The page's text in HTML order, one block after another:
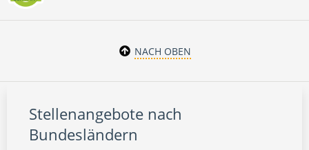
NACH OBEN
Stellenangebote nach
Bundesländern